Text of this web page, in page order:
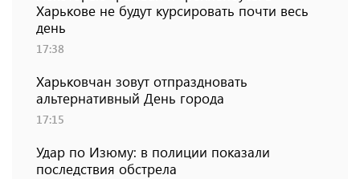
Харькове не будут курсировать почти весь
день
17:38
Харьковчан зовут отпраздновать
альтернативный День города
17:15
Удар по Изюму: в полиции показали
последствия обстрела